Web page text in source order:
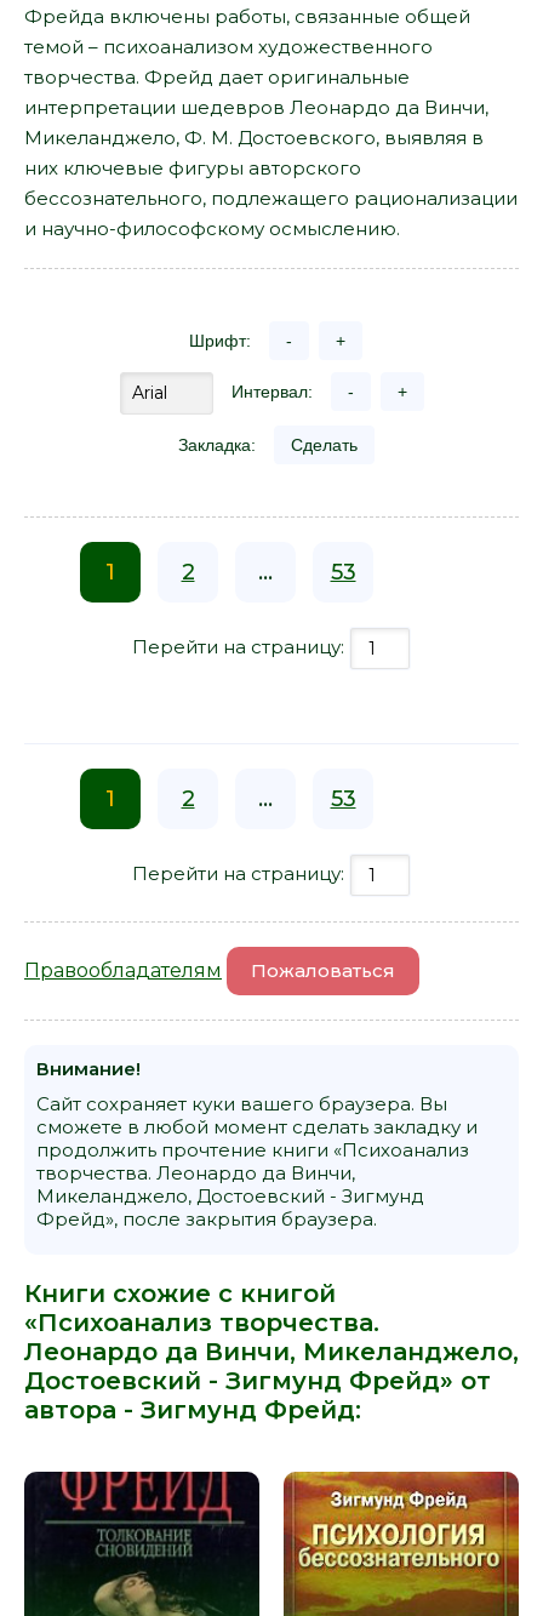
Фрейда включены работы, связанные общей
темой – психоанализом художественного
творчества. Фрейд дает оригинальные
интерпретации шедевров Леонардо да Винчи,
Микеланджело, Ф. М. Достоевского, выявляя в
них ключевые фигуры авторского
бессознательного, подлежащего рационализации
и научно-философскому осмыслению.
Шрифт: - +
Интервал: - +
Закладка: Сделать
1 2 ... 53
Перейти на страницу:
1 2 ... 53
Перейти на страницу:
Правообладателям Пожаловаться
Внимание!
Сайт сохраняет куки вашего браузера. Вы
сможете в любой момент сделать закладку и
продолжить прочтение книги «Психоанализ
творчества. Леонардо да Винчи,
Микеланджело, Достоевский - Зигмунд
Фрейд», после закрытия браузера.
Книги схожие с книгой
«Психоанализ творчества.
Леонардо да Винчи, Микеланджело,
Достоевский - Зигмунд Фрейд» от
автора - Зигмунд Фрейд: